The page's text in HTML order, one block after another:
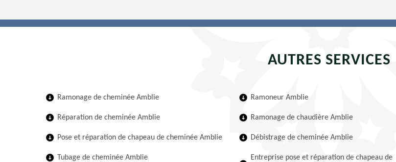
AUTRES SERVICES
Ramonage de cheminée Amblie
Réparation de cheminée Amblie
Pose et réparation de chapeau de cheminée Amblie
Tubage de cheminée Amblie
Ramoneur Amblie
Ramonage de chaudière Amblie
Débistrage de cheminée Amblie
Entreprise pose et réparation de chapeau de